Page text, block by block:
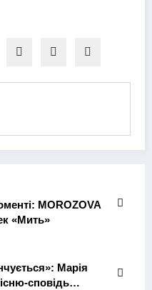
MOROZOVA
«Мить»
Марія
сповідь